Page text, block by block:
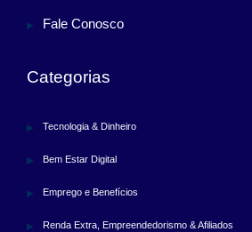
Fale Conosco
Categorias
Tecnologia & Dinheiro
Bem Estar Digital
Emprego e Benefícios
Renda Extra, Empreendedorismo & Afiliados